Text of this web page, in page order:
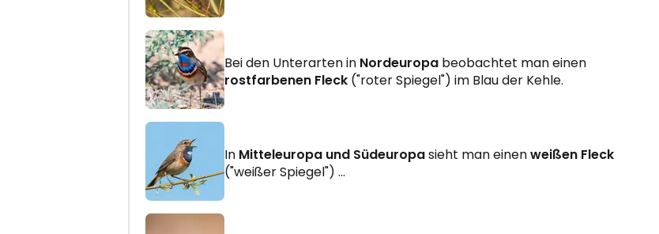
Bei den Unterarten in Nordeuropa beobachtet man einen
rostfarbenen Fleck ("roter Spiegel") im Blau der Kehle.
In Mitteleuropa und Südeuropasieht man einenweißen Fleck
("weißer Spiegel") ...